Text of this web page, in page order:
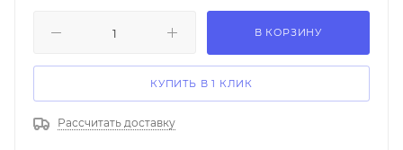
В КОРЗИНУ
КУПИТЬ В 1 КЛИК
Рассчитать доставку